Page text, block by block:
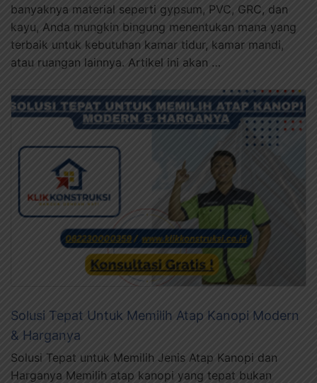
banyaknya material seperti gypsum, PVC, GRC, dan
kayu, Anda mungkin bingung menentukan mana yang
terbaik untuk kebutuhan kamar tidur, kamar mandi,
atau ruangan lainnya. Artikel ini akan …
Solusi Tepat Untuk Memilih Atap Kanopi Modern
& Harganya
Solusi Tepat untuk Memilih Jenis Atap Kanopi dan
Harganya Memilih atap kanopi yang tepat bukan